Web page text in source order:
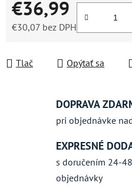
€36,99
€30,07 bez DPH
Tlač Opýtať sa
DOPRAVA
pri objednávke
EXPRESNÉ
s doručením 24-
objednávky